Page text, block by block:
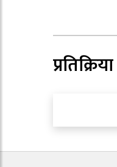
प्रतिक्रिया